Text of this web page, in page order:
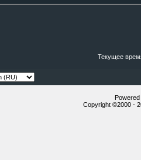
Текущее
Copyright ©2000 -